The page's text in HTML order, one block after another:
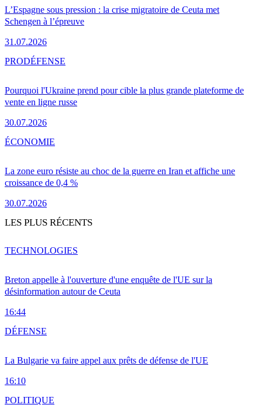
L’Espagne sous pression : la crise migratoire de Ceuta met
Schengen à l’épreuve
31.07.2026
Pourquoi l'Ukraine prend pour cible la plus grande plateforme de
vente en ligne russe
30.07.2026
PRODÉFENSE
La zone euro résiste au choc de la guerre en Iran et affiche une
croissance de 0,4 %
30.07.2026
ÉCONOMIE
LES PLUS RÉCENTS
Breton appelle à l'ouverture d'une enquête de l'UE sur la
désinformation autour de Ceuta
16:44
TECHNOLOGIES
La Bulgarie va faire appel aux prêts de défense de l'UE
16:10
DÉFENSE
POLITIQUE